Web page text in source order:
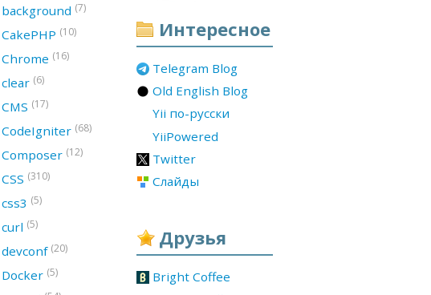
Интересное
Telegram Blog
Old English Blog
Yii по-русски
YiiPowered
Twitter
Слайды
Друзья
Bright Coffee
background (7)
CakePHP (10)
Chrome (16)
clear (6)
CMS (17)
CodeIgniter (68)
Composer (12)
CSS (310)
css3 (5)
curl (5)
devconf (20)
Docker (5)